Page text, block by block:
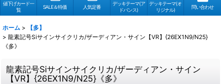
値下げカード一
覧
SALE＆特価 人気定番
デッキテーマ(ア
ドバンス)
デッキテーマ(オ
リジナル)
問い合わせ
ホーム >
【多】
> 龍素記号Siサインサイクリカ/ザーディアン・サイン【VR】{26EX1N9/N25}
《多》
龍素記号Siサインサイクリカ/ザーディアン・サイン
【VR】{26EX1N9/N25}《多》